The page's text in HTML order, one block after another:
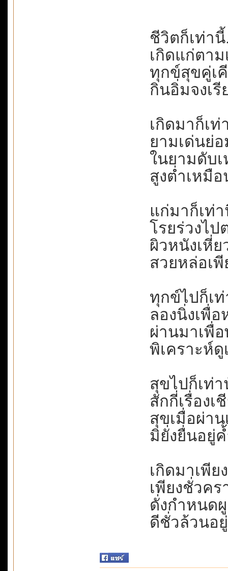
ชีวิตก็เท่า
เกิดแก่ตา
ทุกข์สุขคู่เ
กินอิ่มจงเ
เกิดมาก็เ
ยามเด่นย่อ
ในยามดับ
สูงต่ำเหมื
แก่มาก็เท่
โรยร่วงไ
ผิวหนังเหี่
สวยหล่อเ
ทุกข์ไปก็เ
ลองนิ่งเพื่
ผ่านมาเพื่
พิเคราะห์ดู
สุขไปก็เท่
สักกี่เรื่อง
สุขเมื่อผ่า
มิยั่งยื่นอยู่
เกิดมาเพีย
เพียงชั่วค
ดั่งกำหนด
ดีชั่วล้วนอ